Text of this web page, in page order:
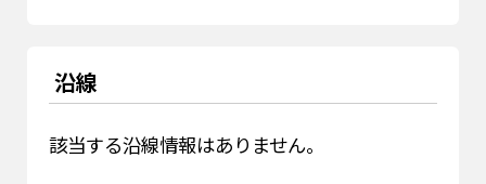
沿線
該当する沿線情報はありません。